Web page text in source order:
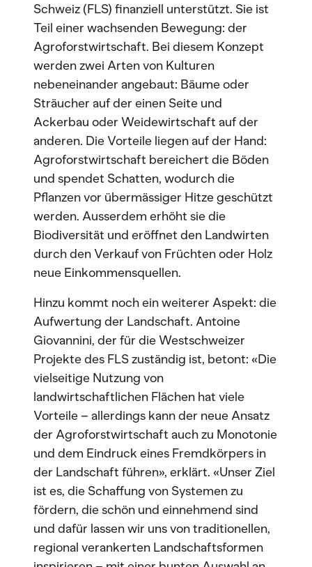
Schweiz (FLS) finanziell unterstützt. Sie ist
Teil einer wachsenden Bewegung: der
Agroforstwirtschaft. Bei diesem Konzept
werden zwei Arten von Kulturen
nebeneinander angebaut: Bäume oder
Sträucher auf der einen Seite und
Ackerbau oder Weidewirtschaft auf der
anderen. Die Vorteile liegen auf der Hand:
Agroforstwirtschaft bereichert die Böden
und spendet Schatten, wodurch die
Pflanzen vor übermässiger Hitze geschützt
werden. Ausserdem erhöht sie die
Biodiversität und eröffnet den Landwirten
durch den Verkauf von Früchten oder Holz
neue Einkommensquellen.
Hinzu kommt noch ein weiterer Aspekt: die
Aufwertung der Landschaft. Antoine
Giovannini, der für die Westschweizer
Projekte des FLS zuständig ist, betont: «Die
vielseitige Nutzung von
landwirtschaftlichen Flächen hat viele
Vorteile – allerdings kann der neue Ansatz
der Agroforstwirtschaft auch zu Monotonie
und dem Eindruck eines Fremdkörpers in
der Landschaft führen», erklärt. «Unser Ziel
ist es, die Schaffung von Systemen zu
fördern, die schön und einnehmend sind
und dafür lassen wir uns von traditionellen,
regional verankerten Landschaftsformen